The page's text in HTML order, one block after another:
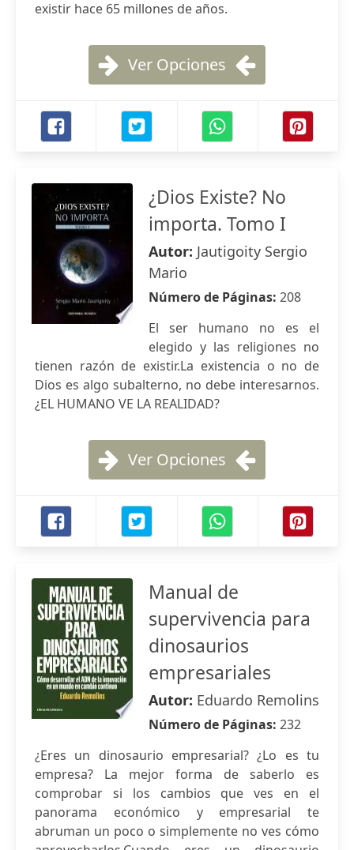
existir hace 65 millones de años.
Ver Opciones
¿Dios Existe? No
importa. Tomo I
Autor: Jautigoity Sergio
Mario
Número de Páginas: 208
El ser humano no es el
elegido y las religiones no
tienen razón de existir.La existencia o no de
Dios es algo subalterno, no debe interesarnos.
¿EL HUMANO VE LA REALIDAD?
Ver Opciones
Manual de
supervivencia para
dinosaurios
empresariales
Autor: Eduardo Remolins
Número de Páginas: 232
¿Eres un dinosaurio empresarial? ¿Lo es tu
empresa? La mejor forma de saberlo es
comprobar si los cambios que ves en el
panorama económico y empresarial te
abruman un poco o simplemente no ves cómo